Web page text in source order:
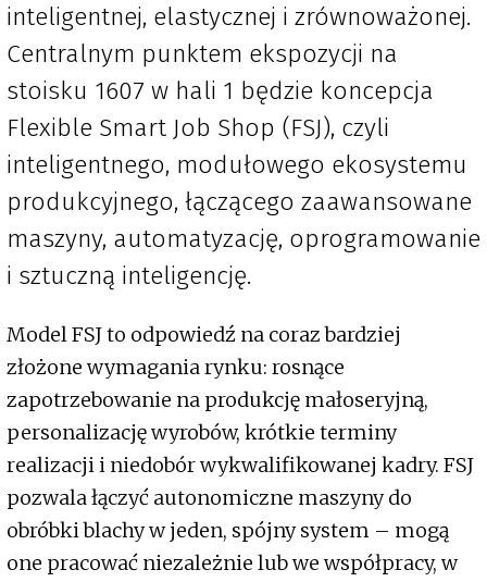
inteligentnej, elastycznej i zrównoważonej.
Centralnym punktem ekspozycji na
stoisku 1607 w hali 1 będzie koncepcja
Flexible Smart Job Shop (FSJ), czyli
inteligentnego, modułowego ekosystemu
produkcyjnego, łączącego zaawansowane
maszyny, automatyzację, oprogramowanie
i sztuczną inteligencję.
Model FSJ to odpowiedź na coraz bardziej
złożone wymagania rynku: rosnące
zapotrzebowanie na produkcję małoseryjną,
personalizację wyrobów, krótkie terminy
realizacji i niedobór wykwalifikowanej kadry. FSJ
pozwala łączyć autonomiczne maszyny do
obróbki blachy w jeden, spójny system – mogą
one pracować niezależnie lub we współpracy, w